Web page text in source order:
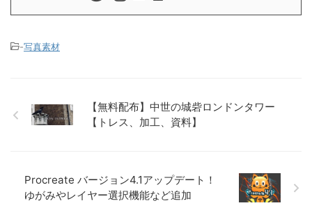
-写真素材
【無料配布】中世の城砦ロンドンタワー
【トレス、加工、資料】
Procreate バージョン4.1アップデート！
ゆがみやレイヤー選択機能など追加